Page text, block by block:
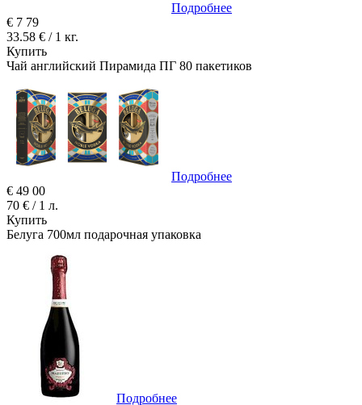
Подробнее
€ 7 79
33.58 € / 1 кг.
Купить
Чай английский Пирамида ПГ 80 пакетиков
Подробнее
€ 49 00
70 € / 1 л.
Купить
Белуга 700мл подарочная упаковка
Подробнее